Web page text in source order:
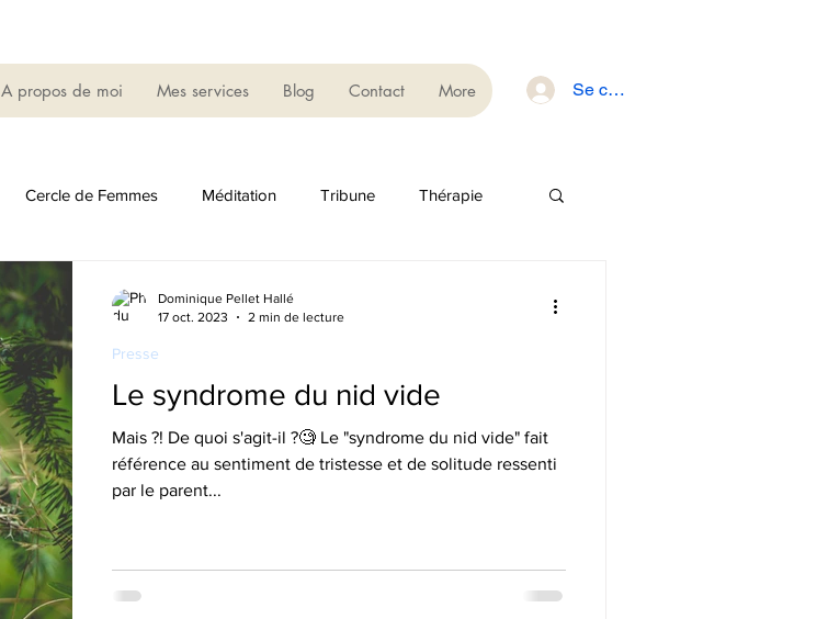
A propos de moi Mes services Blog Contact More Se connecter
Cercle de Femmes Méditation Tribune Thérapie
Le syndrome du nid vide
Mais ?! De quoi s'agit-il ?🧐 Le "syndrome du nid vide" fait
référence au sentiment de tristesse et de solitude ressenti
par le parent...
Presse
Dominique Pellet Hallé
17 oct. 2023
2 min de lecture